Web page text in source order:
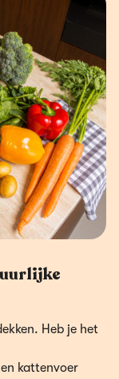
Heb je het
kattenvoer